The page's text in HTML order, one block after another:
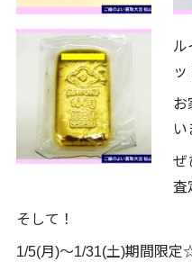
ル
お
い
ぜ
査
そして！
1/5(月)～1/31(土)期間限定